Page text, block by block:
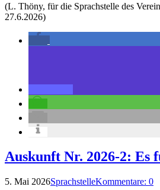
(L. Thöny, für die Sprachstelle des
27.6.2026)
Auskunft Nr. 2026-2: Es
5. Mai 2026SprachstelleKommentare: 0